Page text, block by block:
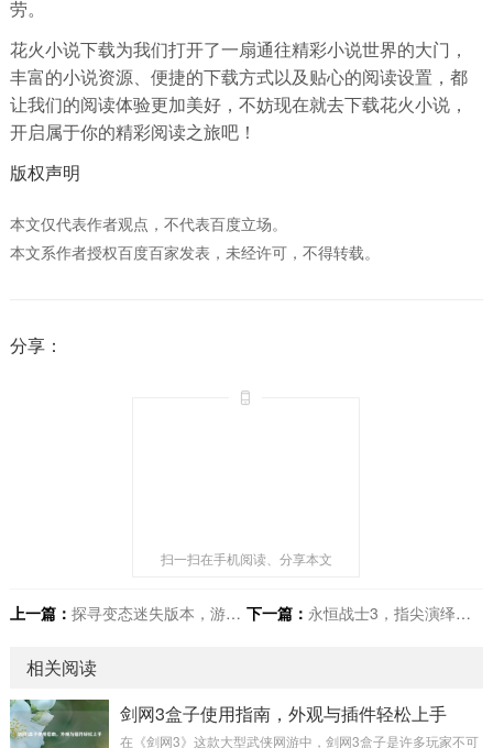
劳。
花火小说下载为我们打开了一扇通往精彩小说世界的大门，
丰富的小说资源、便捷的下载方式以及贴心的阅读设置，都
让我们的阅读体验更加美好，不妨现在就去下载花火小说，
开启属于你的精彩阅读之旅吧！
版权声明
本文仅代表作者观点，不代表百度立场。
本文系作者授权百度百家发表，未经许可，不得转载。
分享：
扫一扫在手机阅读、分享本文
上一篇： 探寻变态迷失版本，游戏世界的别样极端 下一篇： 永恒战士3，指尖演绎热血战斗传奇
相关阅读
剑网3盒子使用指南，外观与插件轻松上手
在《剑网3》这款大型武侠网游中，剑网3盒子是许多玩家不可